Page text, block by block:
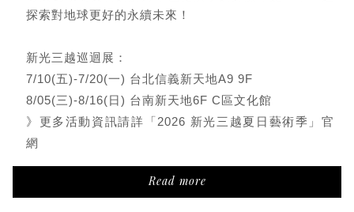
探索對地球更好的永續未來！
新光三越巡迴展：
7/10(五)-7/20(一) 台北信義新天地A9 9F
8/05(三)-8/16(日) 台南新天地6F C區文化館
》更多活動資訊請詳「2026 新光三越夏日藝術季」官
網
Read more